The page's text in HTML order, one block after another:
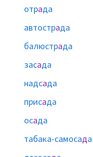
отрада
автострада
балюстрада
засада
надсада
присада
осада
табака-самосада